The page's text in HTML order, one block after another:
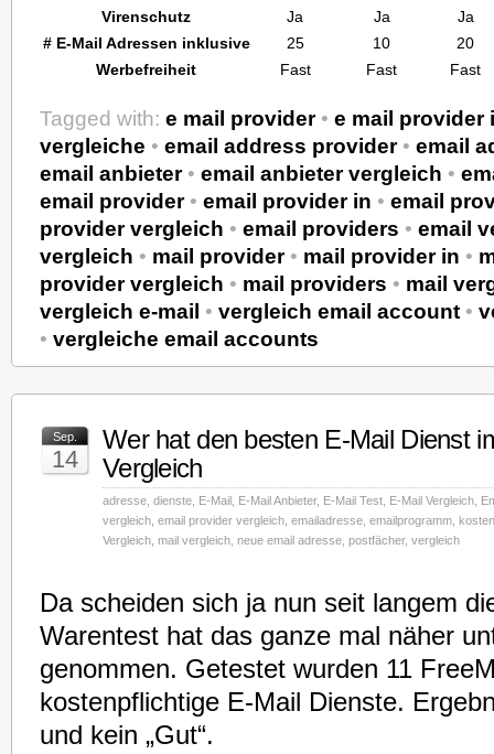
Virenschutz
Ja Ja
Ja
# E-Mail Adressen inklusive
25 10
20
Werbefreiheit
Fast Fast Fast
Tagged with: e mail provider• e mail provider
vergleiche • email address provider• email
email anbieter• email anbieter vergleich •
email provider• email provider in • email
provider vergleich • email providers • email
vergleich • mail provider• mail provider in •
provider vergleich • mail providers • mail
vergleich e-mail • vergleich email account •
• vergleiche email accounts
Sep.
14
Wer hat den besten E-Mail Dienst
Vergleich
adresse dienste E-Mail E-Mail Anbieter, E-Mail Test E-Mail Vergleich
vergleich email provider vergleich emailadresse emailprogramm
Vergleich mail vergleich neue email adresse postfächer, vergleich
Da scheiden sich ja nun seit langem
Warentest hat das ganze mal näher
genommen. Getestet wurden 11
kostenpflichtige E-Mail Dienste.
und kein „Gut“.